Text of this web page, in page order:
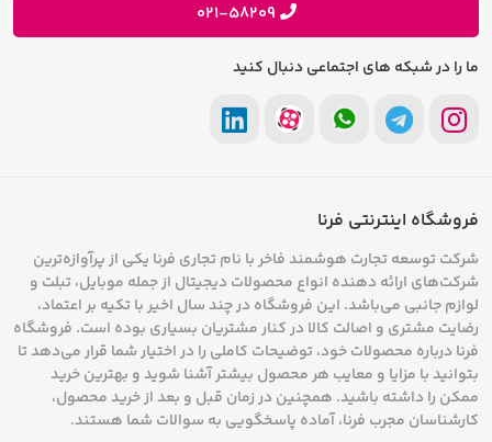
021-58209
ما را در شبکه های اجتماعی دنبال کنید
فروشگاه اینترنتی فرنا
شرکت توسعه تجارت هوشمند فاخر با نام تجاری فرنا یکی از پرآوازه‌ترین
شرکت‌های ارائه دهنده انواع محصولات دیجیتال از جمله موبایل، تبلت و
لوازم جانبی می‌باشد. این فروشگاه در چند سال اخیر با تکیه بر اعتماد،
رضایت مشتری و اصالت کالا در کنار مشتریان بسیاری بوده است. فروشگاه
فرنا درباره محصولات خود، توضیحات کاملی را در اختیار شما قرار می‌دهد تا
بتوانید با مزایا و معایب هر محصول بیشتر آشنا شوید و بهترین خرید
ممکن را داشته باشید. همچنین در زمان قبل و بعد از خرید محصول،
کارشناسان مجرب فرنا، آماده پاسخگویی به سوالات شما هستند.